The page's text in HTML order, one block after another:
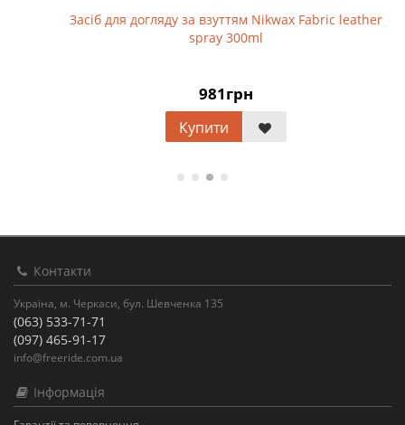
Засіб для догляду за взуттям Nikwax Fabric leather
spray 300ml
981грн
Купити
Контакти
Україна, м. Черкаси, бул. Шевченка 135
(063) 533-71-71
(097) 465-91-17
info@freeride.com.ua
Інформація